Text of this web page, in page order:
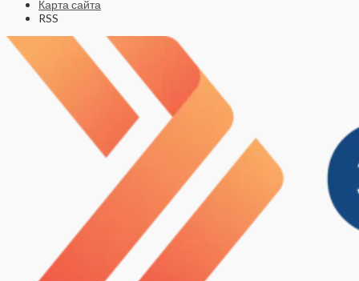
Карта сайта
RSS